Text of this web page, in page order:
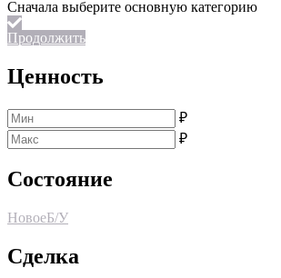
Продолжить
Ценность
₽
₽
Состояние
НовоеБ/У
Сделка